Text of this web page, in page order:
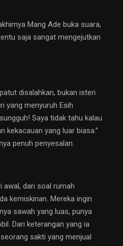
Mang Ade buka suara,
saja sangat mengejutkan
disalahkan, bukan isteri
yang menyuruh Esih
Saya tidak tahu kalau
kekacauan yang luar biasa.”
penuh penyesalan.
awal, dari soal rumah
kemiskinan. Mereka ingin
sawah yang luas, punya
Dari keterangan yang ia
sakti yang menjual